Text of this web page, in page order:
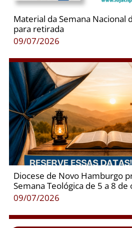
Material da Semana Nacional
para retirada
09/07/2026
Diocese de Novo Hamburgo
Semana Teológica de 5 a 8
09/07/2026